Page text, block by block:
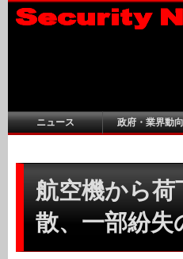
ニュース 政府・業界動向
航空機から
散、一部紛失